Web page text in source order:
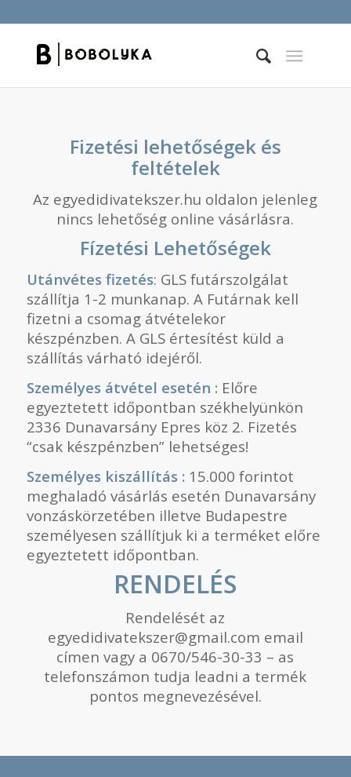
Fizetési lehetőségek és
feltételek
Az egyedidivatekszer.hu oldalon jelenleg
nincs lehetőség online vásárlásra.
Fízetési Lehetőségek
Utánvétes fizetés: GLS futárszolgálat
szállítja 1-2 munkanap. A Futárnak kell
fizetni a csomag átvételekor
készpénzben. A GLS értesítést küld a
szállítás várható idejéről.
Személyes átvétel esetén :Előre
egyeztetett időpontban székhelyünkön
2336 Dunavarsány Epres köz 2. Fizetés
“csak készpénzben” lehetséges!
Személyes kiszállítás : 15.000 forintot
meghaladó vásárlás esetén Dunavarsány
vonzáskörzetében illetve Budapestre
személyesen szállítjuk ki a terméket előre
egyeztetett időpontban.
RENDELÉS
Rendelését az
egyedidivatekszer@gmail.com email
címen vagy a 0670/546-30-33 – as
telefonszámon tudja leadni a termék
pontos megnevezésével.